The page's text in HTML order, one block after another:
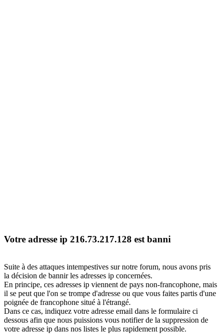
Votre adresse ip 216.73.217.128 est banni
Suite à des attaques intempestives sur notre forum, nous avons pris
la décision de bannir les adresses ip concernées.
En principe, ces adresses ip viennent de pays non-francophone, mais
il se peut que l'on se trompe d'adresse ou que vous faites partis d'une
poignée de francophone situé à l'étrangé.
Dans ce cas, indiquez votre adresse email dans le formulaire ci
dessous afin que nous puissions vous notifier de la suppression de
votre adresse ip dans nos listes le plus rapidement possible.